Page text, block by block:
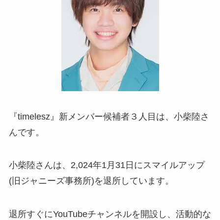
『timelesz』新メンバー候補者３人目は、小柴陸さ
んです。
小柴陸さんは、2,024年1月31日にスマイルアップ
(旧ジャニーズ事務所)を退所しています。
退所すぐにYouTubeチャンネルを開設し、活動的な